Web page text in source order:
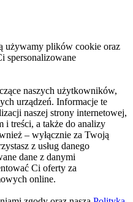
używamy plików cookie oraz
spersonalizowane
naszych użytkowników,
urządzeń. Informacje te
naszej strony internetowej,
i treści, a także do analizy
– wyłącznie za Twoją
z usług danego
dane z danymi
Ci oferty za
online.